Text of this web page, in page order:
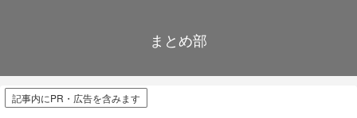
まとめ部
記事内にPR・広告を含みます